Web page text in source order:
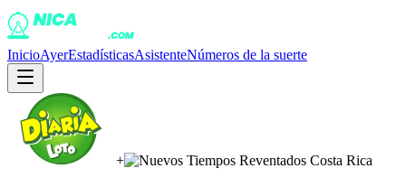
InicioAyerEstadísticasAsistenteNúmeros de la suerte
+